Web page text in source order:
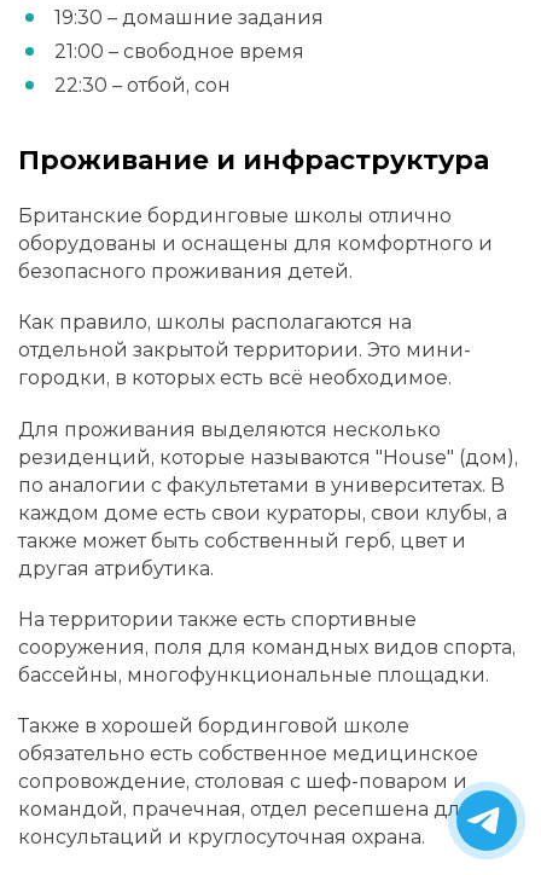
19:30 – домашние задания
21:00 – свободное время
22:30 – отбой, сон
Проживание и инфраструктура
Британские бординговые школы отлично
оборудованы и оснащены для комфортного и
безопасного проживания детей.
Как правило, школы располагаются на
отдельной закрытой территории. Это мини-
городки, в которых есть всё необходимое.
Для проживания выделяются несколько
резиденций, которые называются "House" (дом),
по аналогии с факультетами в университетах. В
каждом доме есть свои кураторы, свои клубы, а
также может быть собственный герб, цвет и
другая атрибутика.
На территории также есть спортивные
сооружения, поля для командных видов спорта,
бассейны, многофункциональные площадки.
Также в хорошей бординговой школе
обязательно есть собственное медицинское
сопровождение, столовая с шеф-поваром и
командой, прачечная, отдел ресепшена для
консультаций и круглосуточная охрана.